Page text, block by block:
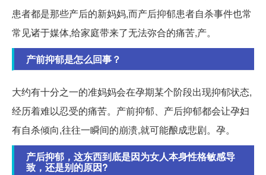
患者都是那些产后的新妈妈,而产后抑郁患者自杀事件也常
常见诸于媒体,给家庭带来了无法弥合的痛苦,产。
产前抑郁是怎么回事？
大约有十分之一的准妈妈会在孕期某个阶段出现抑郁状态,
经历着难以忍受的痛苦。产前抑郁、产后抑郁都会让孕妇
有自杀倾向,往往一瞬间的崩溃,就可能酿成悲剧。孕。
产后抑郁，这东西到底是因为女人本身性格敏感导
致，还是别的原因?